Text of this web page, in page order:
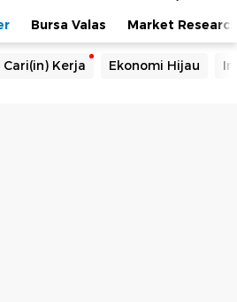
Bursa Valas Market Research
Cari(in) Kerja Ekonomi Hijau